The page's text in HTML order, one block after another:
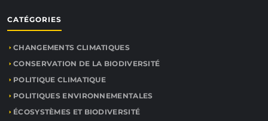
CATÉGORIES
CHANGEMENTS CLIMATIQUES
CONSERVATION DE LA BIODIVERSITÉ
POLITIQUE CLIMATIQUE
POLITIQUES ENVIRONNEMENTALES
ÉCOSYSTÈMES ET BIODIVERSITÉ